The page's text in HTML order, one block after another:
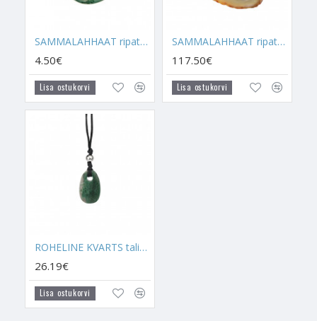
Kurgutšakrakohal aitab selle kandjale tuua järgmist:
- Sammalahhaati on peetud juba sajandeid üheks tõhusamaks
tervenduskristalliks, mida on kasutatud ükskõik millisest
immuunsust ja aitab tervenemisprotsessi kiirendada. Mina
soovitaksin Sammalahhaati kanda siis, kui kõike muud on
proovitud, aga tervis ei lähe ikkagi paremaks. Ka siis, kui
soovitakse üleüldist tervist kaitsta suuremate terviserikete
- Kandke Sammalahhaati, kui töö on seotud taimetega,
lilledega, aiandusega, metsaga või üleüldiselt loodusega, ning
soovite enda kasvatatud taimetega sügavamat sidet luua või
- Kandke Sammalahhaati siis, kui valmistate erinevaid
taimerituaale või kui rituaalides kasutatakse taimi.
SAMMALAHHAAT ripats (metallist otsaga)
4.50€
Lisa ostukorvi
SAMMALAHHAAT ripats tilk (hõbe)
117.50€
Lisa ostukorvi
ROHELINE KVARTS talisman paelaga
26.19€
Lisa ostukorvi